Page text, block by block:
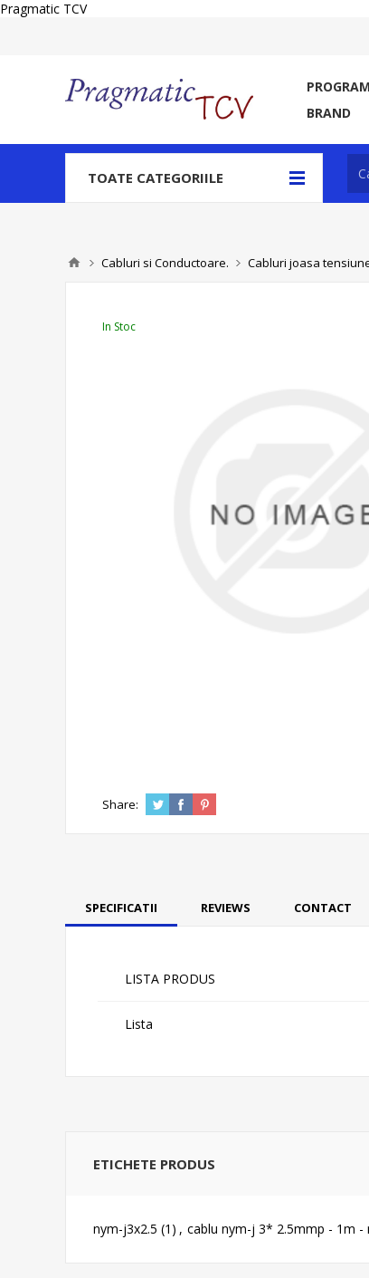
Pragmatic TCV
BRAND
TOATE CATEGORIILE
Cabluri si Conductoare. Cabluri joasa
In Stoc
Share:
SPECIFICATII REVIEWS CONTACT
LISTA PRODUS
Lista
ETICHETE PRODUS
nym-j3x2.5 (1) , cablu nym-j 3* 2.5mmp - 1m -